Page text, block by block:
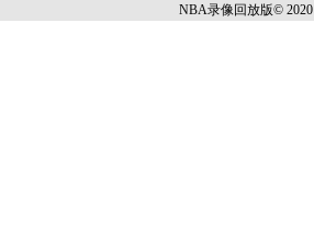
NBA录像回放版© 2020